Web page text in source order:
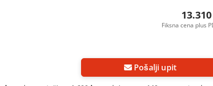
Fiksna cena plus
Pošalji upit